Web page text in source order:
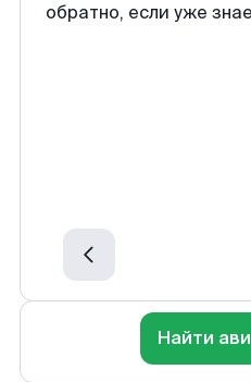
обратно, если уже
Найти